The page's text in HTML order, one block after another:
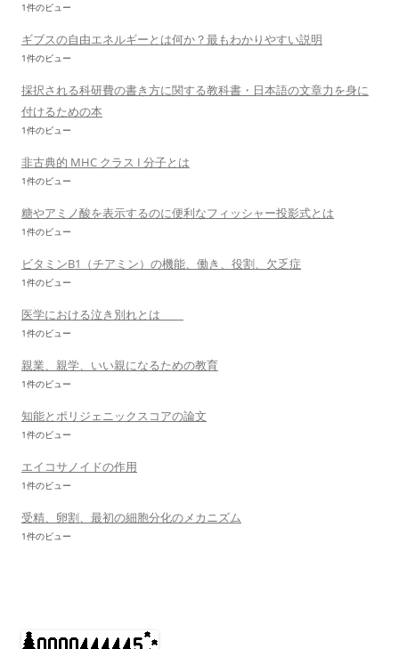
1件のビュー
ギブスの自由エネルギーとは何か？最もわかりやすい説明
1件のビュー
採択される科研費の書き方に関する教科書・日本語の文章力を身に
付けるための本
1件のビュー
非古典的 MHC クラス I 分子とは
1件のビュー
糖やアミノ酸を表示するのに便利なフィッシャー投影式とは
1件のビュー
ビタミンB1（チアミン）の機能、働き、役割、欠乏症
1件のビュー
医学における泣き別れとは
1件のビュー
親業、親学、いい親になるための教育
1件のビュー
知能とポリジェニックスコアの論文
1件のビュー
エイコサノイドの作用
1件のビュー
受精、卵割、最初の細胞分化のメカニズム
1件のビュー